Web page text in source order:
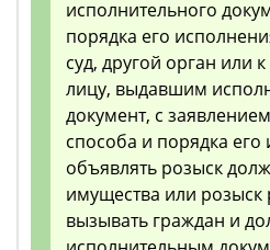
исполнительного
порядка его
суд, другой орган или
лицу, выдавшим
документ, с
способа и порядка его
объявлять розыск
имущества или розыск
вызывать граждан и